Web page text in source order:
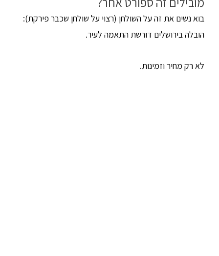
בוא נשים את זה על השולחן (רצוי על שולחן שכבר פירקת):
הובלה בירושלים דורשת התאמה לעיר.
לא רק מחיר וזמינות.